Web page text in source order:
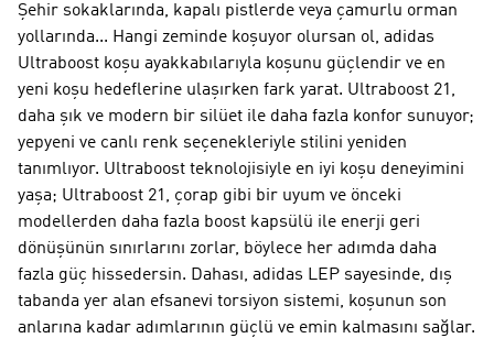
Şehir sokaklarında, kapalı pistlerde veya çamurlu orman
yollarında... Hangi zeminde koşuyor olursan ol, adidas
Ultraboost koşu ayakkabılarıyla koşunu güçlendir ve en
yeni koşu hedeflerine ulaşırken fark yarat. Ultraboost 21,
daha şık ve modern bir silüet ile daha fazla konfor sunuyor;
yepyeni ve canlı renk seçenekleriyle stilini yeniden
tanımlıyor. Ultraboost teknolojisiyle en iyi koşu deneyimini
yaşa; Ultraboost 21, çorap gibi bir uyum ve önceki
modellerden daha fazla boost kapsülü ile enerji geri
dönüşünün sınırlarını zorlar, böylece her adımda daha
fazla güç hissedersin. Dahası, adidas LEP sayesinde, dış
tabanda yer alan efsanevi torsiyon sistemi, koşunun son
anlarına kadar adımlarının güçlü ve emin kalmasını sağlar.